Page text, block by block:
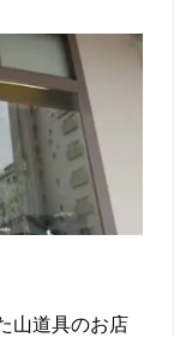
山道具のお店